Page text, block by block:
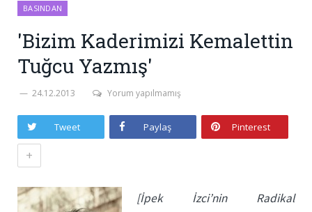
BASINDAN
'Bizim Kaderimizi Kemalettin
Tuğcu Yazmış'
24.12.2013 Yorum yapılmamış
Tweet Paylaş Pinterest
+
[İpek İzci’nin Radikal